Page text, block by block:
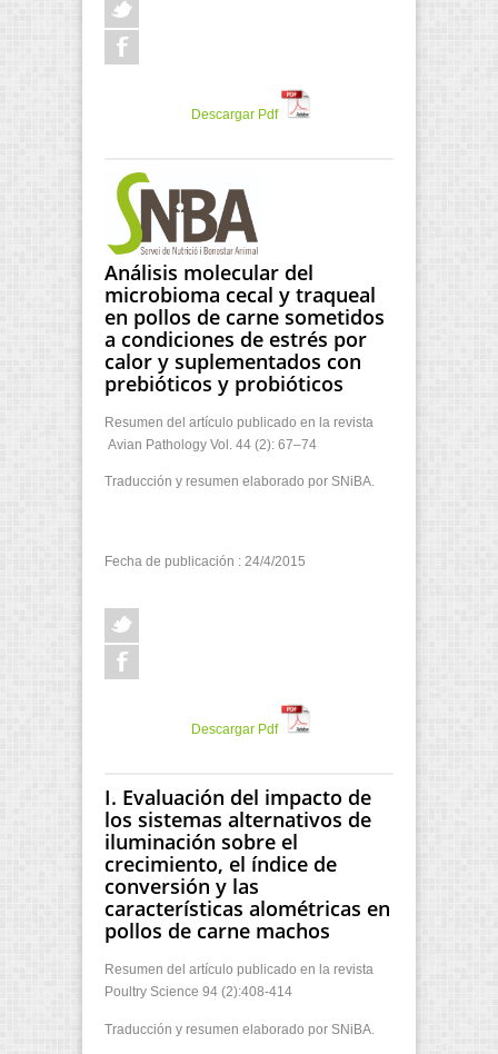
Descargar Pdf
Análisis molecular del
microbioma cecal y traqueal
en pollos de carne sometidos
a condiciones de estrés por
calor y suplementados con
prebióticos y probióticos
Resumen del artículo publicado en la revista
Avian Pathology Vol. 44 (2): 67–74
Traducción y resumen elaborado por SNiBA.
Fecha de publicación : 24/4/2015
Descargar Pdf
I. Evaluación del impacto de
los sistemas alternativos de
iluminación sobre el
crecimiento, el índice de
conversión y las
características alométricas en
pollos de carne machos
Resumen del artículo publicado en la revista
Poultry Science 94 (2):408-414
Traducción y resumen elaborado por SNiBA.